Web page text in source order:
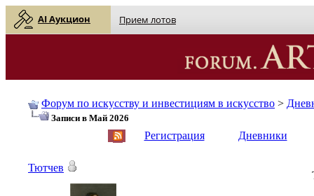
AI Аукцион Прием лотов
Форум по искусству и инвестициям в искусство >
Записи в Май 2026
Регистрация Дневники
Тютчев